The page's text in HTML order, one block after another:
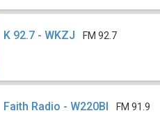
K 92.7 - WKZJ FM 92.7
Faith Radio - W220BI FM 91.9